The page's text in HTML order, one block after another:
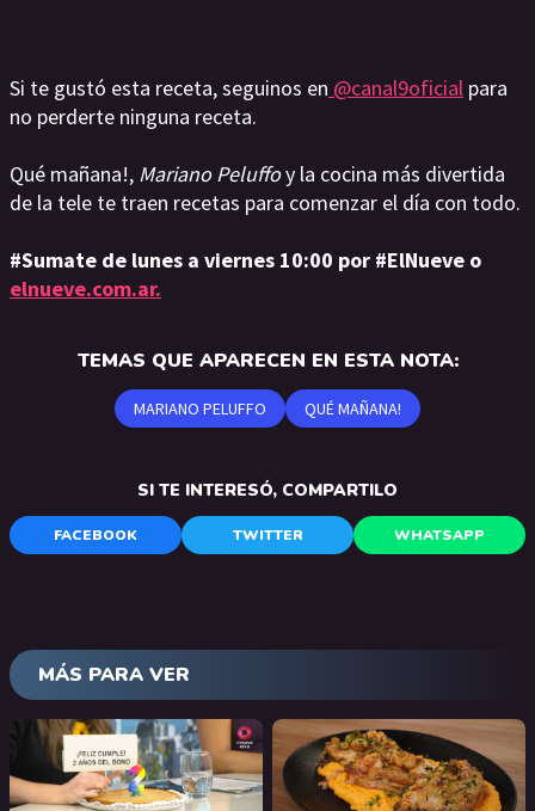
Si te gustó esta receta, seguinos en @canal9oficial para
no perderte ninguna receta.
Qué mañana!, Mariano Peluffoy la cocina más divertida
de la tele te traen recetas para comenzar el día con todo.
#Sumate de lunes a viernes 10:00 por #ElNueve o
elnueve.com.ar.
TEMAS QUE APARECEN EN ESTA NOTA:
MARIANO PELUFFO QUÉ MAÑANA!
SI TE INTERESÓ, COMPARTILO
FACEBOOK TWITTER WHATSAPP
MÁS PARA VER